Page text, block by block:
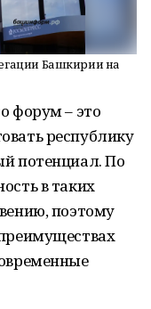
Башкирии на
форум – это
республику
потенциал. По
в таких
поэтому